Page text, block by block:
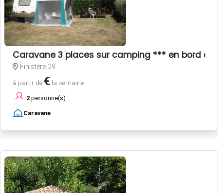
Caravane 3 places sur camping *** en bord de
Finistère 29
à partir de € la semaine
2 personne(s)
Caravane